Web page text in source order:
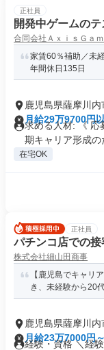
正社員
開発中ゲームの
合同会社ＡｘｉｓＧａｍ
家賃60％補助／未
年間休日135日
鹿児島県薩摩川内
月給29万9700円
求める人材: 《 応
期キャリア形成の
在宅OK
正社員
パチンコ店での
株式会社細山田商事
【鹿児島でキャリ
き、未経験から20
鹿児島県薩摩川
月給23万7000円
経験・資格 ＼経